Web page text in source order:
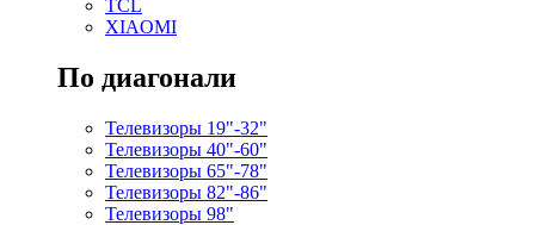
TCL
XIAOMI
По диагонали
Телевизоры 19"-32"
Телевизоры 40"-60"
Телевизоры 65"-78"
Телевизоры 82"-86"
Телевизоры 98"